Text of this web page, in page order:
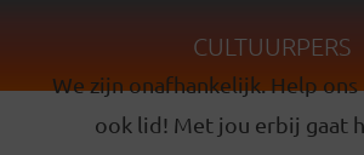
CULTUURPERS
We zijn onafhankelijk. Help
ook lid! Met jou erbij gaat